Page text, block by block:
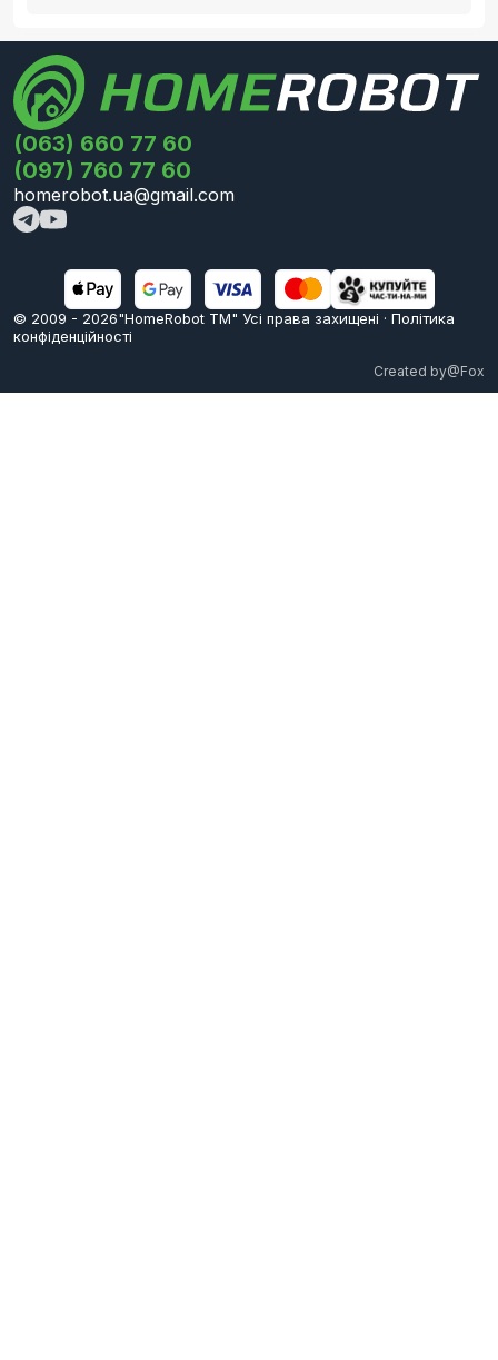
(063) 660 77 60
(097) 760 77 60
homerobot.ua@gmail.com
© 2009 - 2026"HomeRobot ТМ" Усi права захищені · Політика
конфіденційності
Created by@Fox